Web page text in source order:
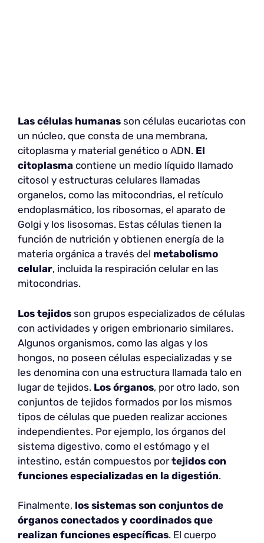
Las células humanas son células eucariotas con
un núcleo, que consta de una membrana,
citoplasma y material genético o ADN. El
citoplasma contiene un medio líquido llamado
citosol y estructuras celulares llamadas
organelos, como las mitocondrias, el retículo
endoplasmático, los ribosomas, el aparato de
Golgi y los lisosomas. Estas células tienen la
función de nutrición y obtienen energía de la
materia orgánica a través del metabolismo
celular, incluida la respiración celular en las
mitocondrias.
Los tejidos son grupos especializados de células
con actividades y origen embrionario similares.
Algunos organismos, como las algas y los
hongos, no poseen células especializadas y se
les denomina con una estructura llamada talo en
lugar de tejidos. Los órganos, por otro lado, son
conjuntos de tejidos formados por los mismos
tipos de células que pueden realizar acciones
independientes. Por ejemplo, los órganos del
sistema digestivo, como el estómago y el
intestino, están compuestos portejidos con
funciones especializadas en la digestión.
Finalmente, los sistemas son conjuntos de
órganos conectados y coordinados que
realizan funciones específicas. El cuerpo